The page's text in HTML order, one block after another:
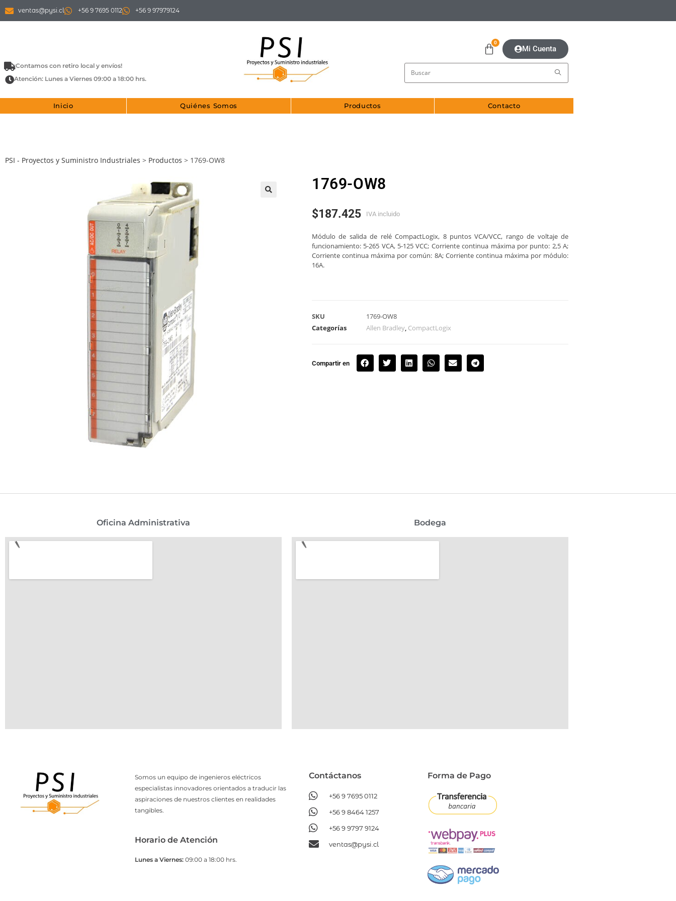
ventas@pysi.cl +56 9 7695 0112 +56 9 97979124
¡Contamos con retiro local y envíos!
Atención: Lunes a Viernes 09:00 a 18:00 hrs.
0
Mi Cuenta
Inicio Quiénes Somos Productos Contacto
PSI - Proyectos y Suministro Industriales > Productos > 1769-OW8
1769-OW8
$187.425 IVA incluido
Módulo de salida de relé CompactLogix, 8 puntos VCA/VCC, rango de voltaje de
funcionamiento: 5-265 VCA, 5-125 VCC; Corriente continua máxima por punto: 2,5 A;
Corriente continua máxima por común: 8A; Corriente continua máxima por módulo:
16A.
SKU
1769-OW8
Categorías
Allen Bradley, CompactLogix
Compartir en
Oficina Administrativa Bodega
Somos un equipo de ingenieros eléctricos
especialistas innovadores orientados a traducir las
aspiraciones de nuestros clientes en realidades
tangibles.
Horario de Atención
Lunes a Viernes:09:00 a 18:00 hrs.
Contáctanos​
+56 9 7695 0112
+56 9 8464 1257
+56 9 9797 9124
ventas@pysi.cl
Forma de Pago